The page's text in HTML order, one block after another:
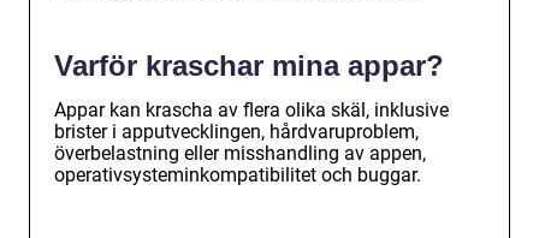
Varför kraschar mina appar?
Appar kan krascha av flera olika skäl, inklusive
brister i apputvecklingen, hårdvaruproblem,
överbelastning eller misshandling av appen,
operativsysteminkompatibilitet och buggar.